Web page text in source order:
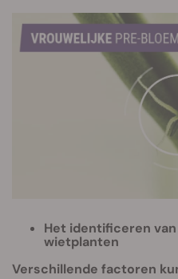
Het identificeren
wietplanten
Verschillende factoren